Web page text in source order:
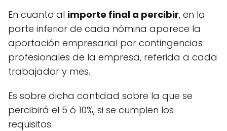
En cuanto al importe final a percibir, en la
parte inferior de cada nómina aparece la
aportación empresarial por contingencias
profesionales de la empresa, referida a cada
trabajador y mes.
Es sobre dicha cantidad sobre la que se
percibirá el 5 ó 10%, si se cumplen los
requisitos.